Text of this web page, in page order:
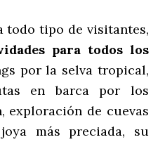
todo tipo de visitantes,
para todos los
por la selva tropical,
en barca por los
exploración de cuevas
más preciada, su